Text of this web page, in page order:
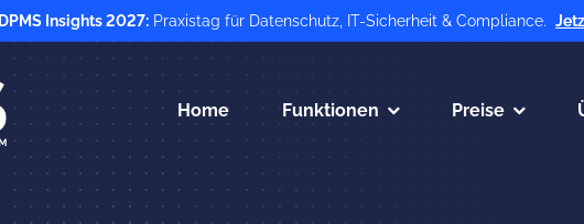
DPMS Insights 2027: Praxistag für Datenschutz, IT-Sicherheit & Compliance.
Home Funktionen Preise